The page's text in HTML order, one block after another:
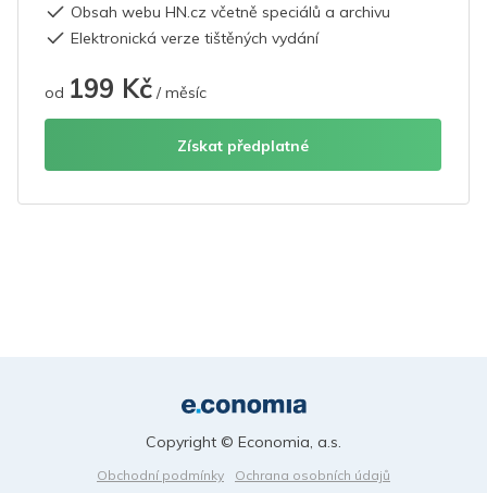
Obsah webu HN.cz včetně speciálů a archivu
Elektronická verze tištěných vydání
od 199 Kč / měsíc
Získat předplatné
Obchodní podmínky
Ochrana osobních údajů
Copyright © Economia, a.s.